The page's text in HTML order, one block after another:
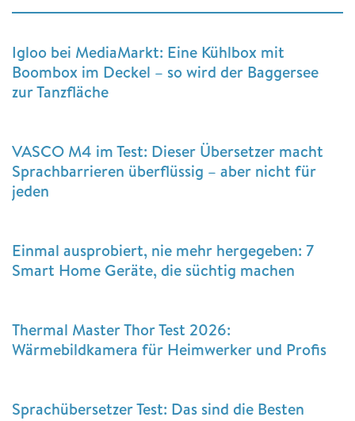
Igloo bei MediaMarkt: Eine Kühlbox mit
Boombox im Deckel – so wird der Baggersee
zur Tanzfläche
VASCO M4 im Test: Dieser Übersetzer macht
Sprachbarrieren überflüssig – aber nicht für
jeden
Einmal ausprobiert, nie mehr hergegeben: 7
Smart Home Geräte, die süchtig machen
Thermal Master Thor Test 2026:
Wärmebildkamera für Heimwerker und Profis
Sprachübersetzer Test: Das sind die Besten